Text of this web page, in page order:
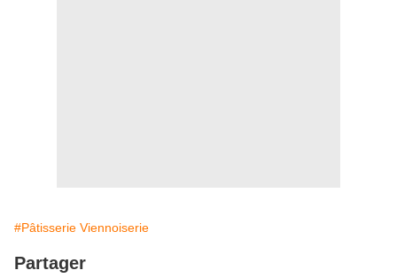
#Pâtisserie Viennoiserie
Partager